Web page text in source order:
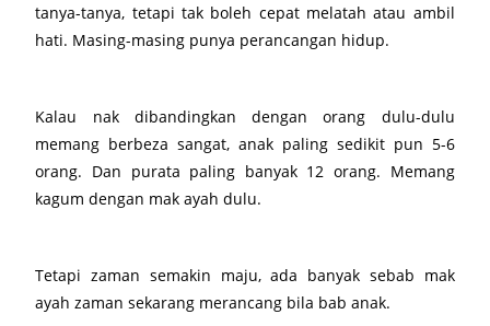
tanya-tanya, tetapi tak boleh cepat melatah atau ambil
hati. Masing-masing punya perancangan hidup.
Kalau nak dibandingkan dengan orang dulu-dulu
memang berbeza sangat, anak paling sedikit pun 5-6
orang. Dan purata paling banyak 12 orang. Memang
kagum dengan mak ayah dulu.
Tetapi zaman semakin maju, ada banyak sebab mak
ayah zaman sekarang merancang bila bab anak.